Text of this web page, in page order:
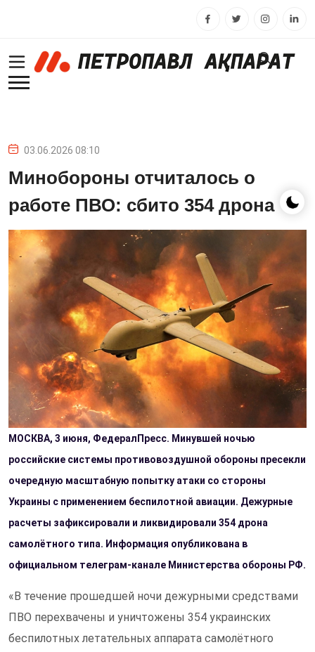
03.06.2026 08:10
Минобороны отчиталось о
работе ПВО: сбито 354 дрона
МОСКВА, 3 июня, ФедералПресс. Минувшей ночью
российские системы противовоздушной обороны пресекли
очередную масштабную попытку атаки со стороны
Украины с применением беспилотной авиации. Дежурные
расчеты зафиксировали и ликвидировали 354 дрона
самолётного типа. Информация опубликована в
официальном телеграм-канале Министерства обороны РФ.
«В течение прошедшей ночи дежурными средствами
ПВО перехвачены и уничтожены 354 украинских
беспилотных летательных аппарата самолётного